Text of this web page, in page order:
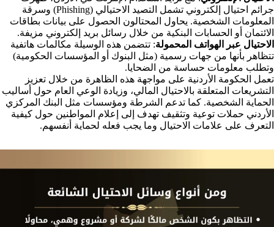
جرائم احتيال إلكتروني تشمل التصيد الاحتيالي (Phishing) وسرقة
المعلومات الشخصية. يحاول المحتالون الحصول على بيانات بطاقات
الائتمان أو الحسابات البنكية من خلال رسائل بريد إلكتروني مزيفة.
الاحتيال عبر الهواتف المحمولة: تتضمن هذه الوسيلة مكالمات هاتفية
تتظاهر بأنها من جهات رسمية (مثل البنوك أو المؤسسات الحكومية)
وتطلب معلومات حساسة من الضحايا.
تعمل الحكومة الأردنية على مواجهة هذه الظاهرة من خلال تعزيز
التشريعات المتعلقة بالاحتيال المالي، وزيادة الوعي العام حول أساليب
الحماية الشخصية. كما تدعم الشرطة ومؤسسات مثل البنك المركزي
الأردني حملات توعية وتثقيف تهدف إلى إعلام المواطنين حول كيفية
التعرف على علامات الاحتيال وما يجب فعله لحماية أنفسهم.